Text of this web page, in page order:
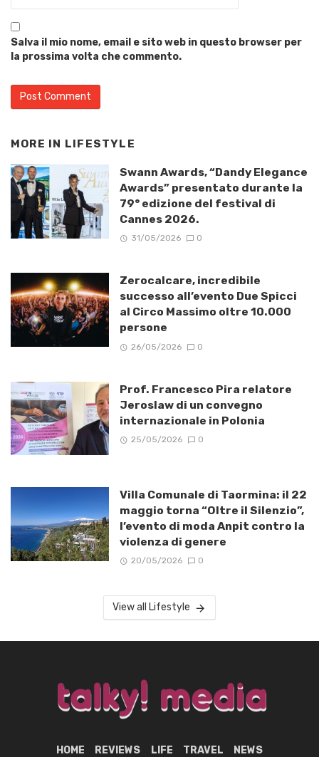
Salva il mio nome, email e sito web in questo browser per
la prossima volta che commento.
MORE IN LIFESTYLE
Swann Awards, “Dandy Elegance
Awards” presentato durante la
79° edizione del festival di
Cannes 2026.
31/05/2026 0
Zerocalcare, incredibile
successo all’evento Due Spicci
al Circo Massimo oltre 10.000
persone
26/05/2026 0
Prof. Francesco Pira relatore
Jeroslaw di un convegno
internazionale in Polonia
25/05/2026 0
Villa Comunale di Taormina: il 22
maggio torna “Oltre il Silenzio”,
l’evento di moda Anpit contro la
violenza di genere
20/05/2026 0
View all Lifestyle
HOME REVIEWS LIFE TRAVEL NEWS